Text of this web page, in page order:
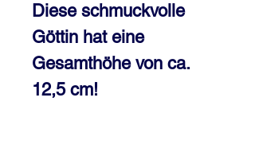
Diese schmuckvolle
Göttin hat eine
Gesamthöhe von ca.
12,5 cm!